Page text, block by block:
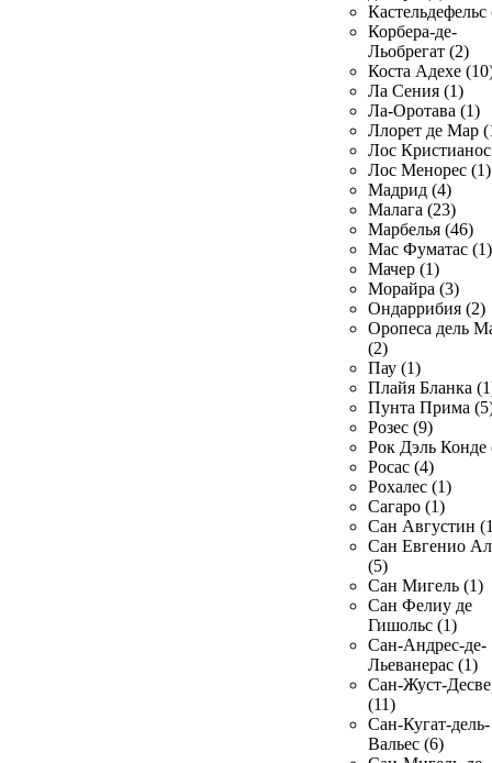
Кастельдефельс
Корбера-де-
Льобрегат (2)
Коста Адехе
Ла Сения (1)
Ла-Оротава (1)
Ллорет де Мар
Лос
Лос Менорес (1)
Мадрид (4)
Малага (23)
Марбелья (46)
Мас Фуматас (1)
Мачер (1)
Морайра (3)
Ондаррибия (2)
Оропеса дель
(2)
Пау (1)
Плайя Бланка
Пунта Прима
Розес (9)
Рок Дэль Конде
Росас (4)
Рохалес (1)
Сагаро (1)
Сан Августин
Сан Евгенио
(5)
Сан Мигель (1)
Сан Фелиу де
Гишольс (1)
Сан-Андрес-де-
Льеванерас (1)
Сан-Жуст-
(11)
Сан-Кугат-дель-
Вальес (6)